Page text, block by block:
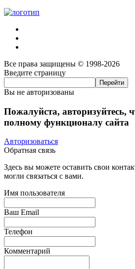
Все права защищены © 1998-2026
Введите страницу
Вы не авторизованы
Пожалуйста, авторизуйтесь,
полному функционалу сайта
Авторизоваться
Обратная связь
Здесь вы можете оставить свои
могли связаться с вами.
Имя пользователя
Ваш Email
Телефон
Комментарий